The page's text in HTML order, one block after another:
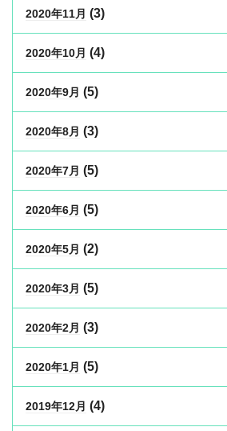
2020年11月 (3)
2020年10月 (4)
2020年9月 (5)
2020年8月 (3)
2020年7月 (5)
2020年6月 (5)
2020年5月 (2)
2020年3月 (5)
2020年2月 (3)
2020年1月 (5)
2019年12月 (4)